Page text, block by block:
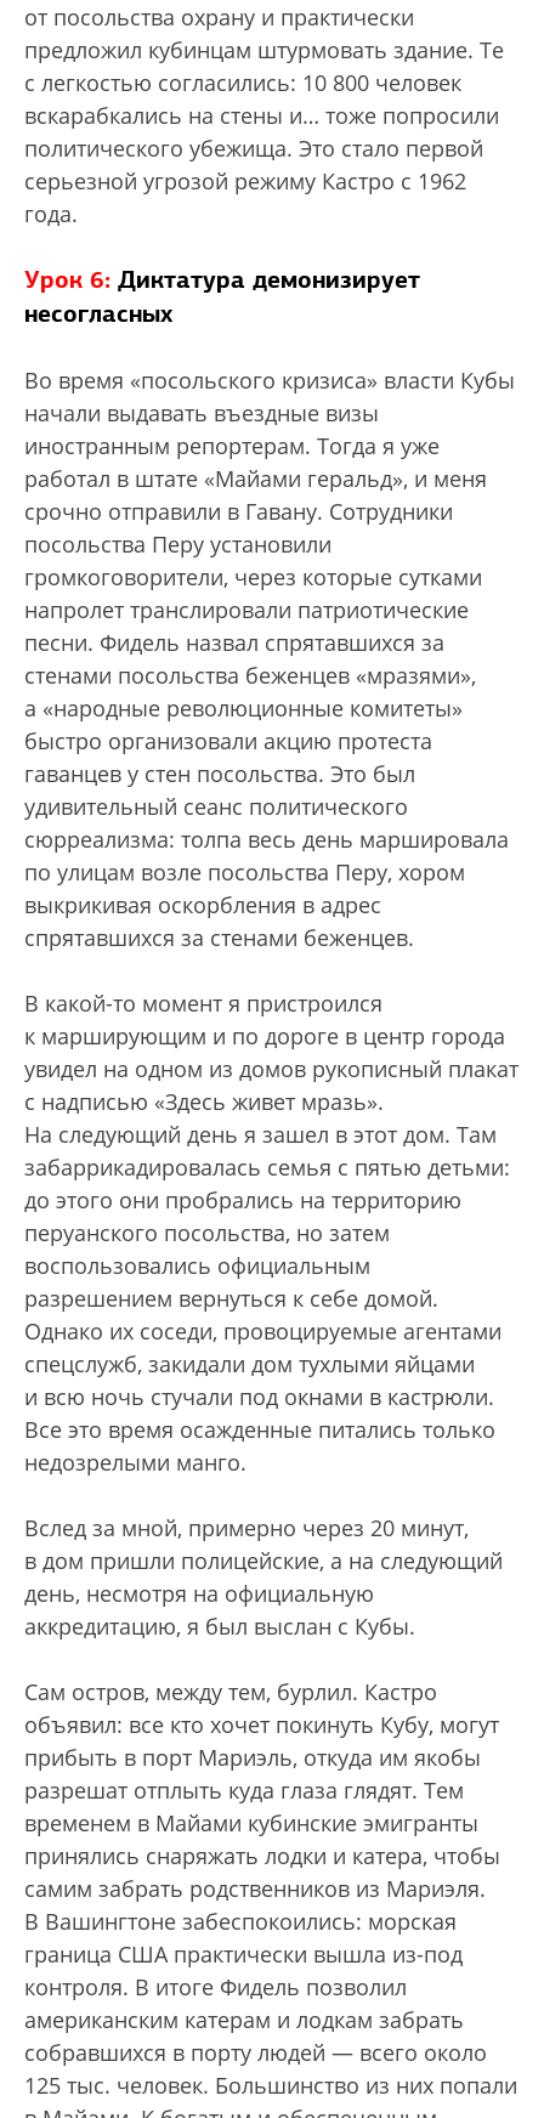
от посольства охрану и практически
предложил кубинцам штурмовать здание. Те
с легкостью согласились: 10 800 человек
вскарабкались на стены и… тоже попросили
политического убежища. Это стало первой
серьезной угрозой режиму Кастро с 1962
года.
Урок 6: Диктатура демонизирует
несогласных
Во время «посольского кризиса» власти Кубы
начали выдавать въездные визы
иностранным репортерам. Тогда я уже
работал в штате «Майами геральд», и меня
срочно отправили в Гавану. Сотрудники
посольства Перу установили
громкоговорители, через которые сутками
напролет транслировали патриотические
песни. Фидель назвал спрятавшихся за
стенами посольства беженцев «мразями»,
а «народные революционные комитеты»
быстро организовали акцию протеста
гаванцев у стен посольства. Это был
удивительный сеанс политического
сюрреализма: толпа весь день маршировала
по улицам возле посольства Перу, хором
выкрикивая оскорбления в адрес
спрятавшихся за стенами беженцев.
В какой-то момент я пристроился
к марширующим и по дороге в центр города
увидел на одном из домов рукописный плакат
с надписью «Здесь живет мразь».
На следующий день я зашел в этот дом. Там
забаррикадировалась семья с пятью детьми:
до этого они пробрались на территорию
перуанского посольства, но затем
воспользовались официальным
разрешением вернуться к себе домой.
Однако их соседи, провоцируемые агентами
спецслужб, закидали дом тухлыми яйцами
и всю ночь стучали под окнами в кастрюли.
Все это время осажденные питались только
недозрелыми манго.
Вслед за мной, примерно через 20 минут,
в дом пришли полицейские, а на следующий
день, несмотря на официальную
аккредитацию, я был выслан с Кубы.
Сам остров, между тем, бурлил. Кастро
объявил: все кто хочет покинуть Кубу, могут
прибыть в порт Мариэль, откуда им якобы
разрешат отплыть куда глаза глядят. Тем
временем в Майами кубинские эмигранты
принялись снаряжать лодки и катера, чтобы
самим забрать родственников из Мариэля.
В Вашингтоне забеспокоились: морская
граница США практически вышла из-под
контроля. В итоге Фидель позволил
американским катерам и лодкам забрать
собравшихся в порту людей — всего около
125 тыс. человек. Большинство из них попали